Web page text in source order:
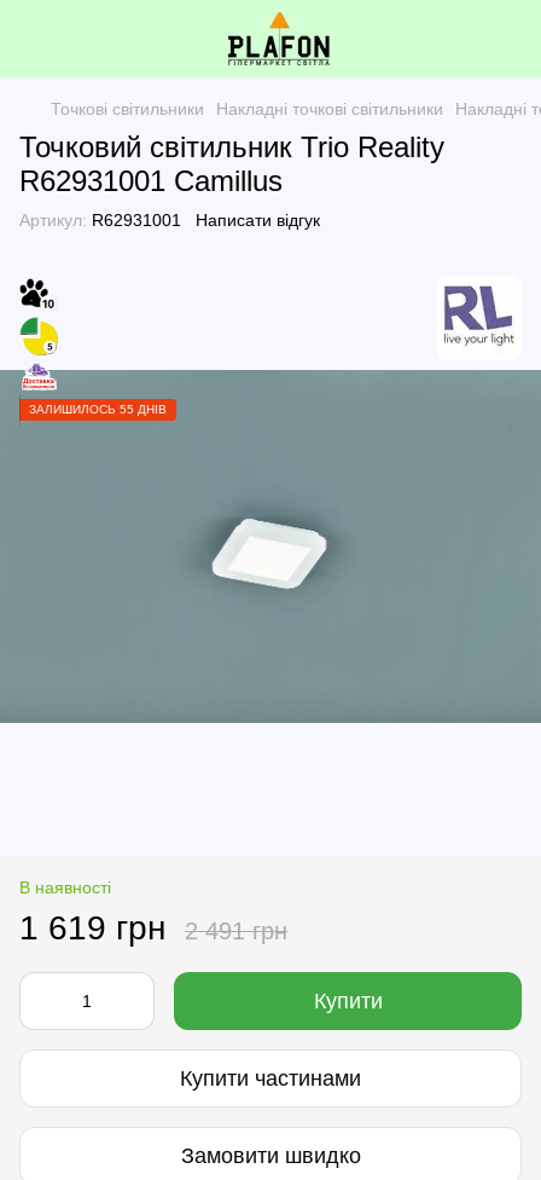
Точкові світильники Накладні точкові світильники Накладні
Точковий світильник Trio Reality
R62931001 Camillus
Артикул: R62931001 Написати відгук
ЗАЛИШИЛОСЬ 55 ДНІВ
В наявності
1 619 грн 2 491 грн
Купити
Купити частинами
Замовити швидко